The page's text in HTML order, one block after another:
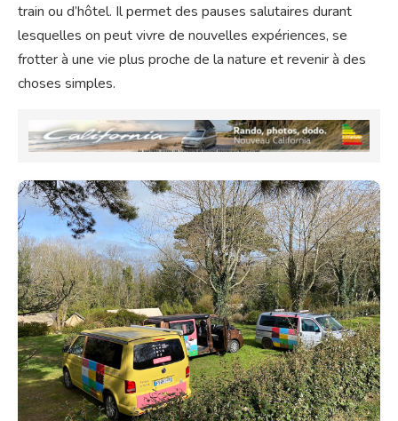
train ou d’hôtel. Il permet des pauses salutaires durant
lesquelles on peut vivre de nouvelles expériences, se
frotter à une vie plus proche de la nature et revenir à des
choses simples.